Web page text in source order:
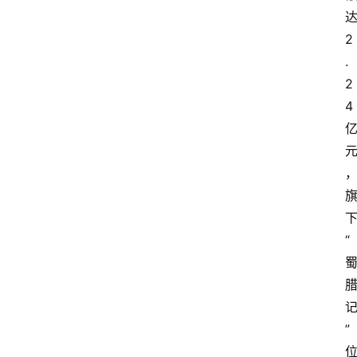
达
2
.
2
4
亿
元
，
旗
下
“
蜀
腊
记
”
位